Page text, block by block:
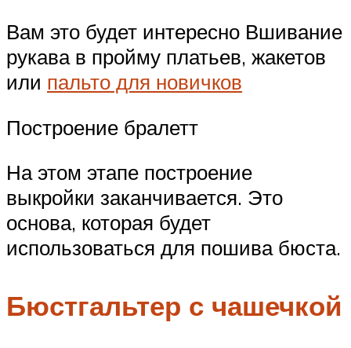
Вам это будет интересно Вшивание
рукава в пройму платьев, жакетов
или пальто для новичков
Построение бралетт
На этом этапе построение
выкройки заканчивается. Это
основа, которая будет
использоваться для пошива бюста.
Бюстгальтер с чашечкой